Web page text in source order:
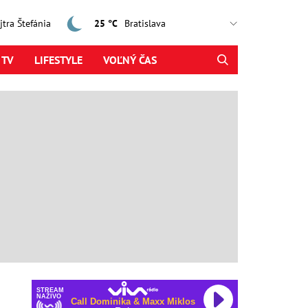
Štefánia 25 °C
LIFESTYLE VOĽNÝ ČAS
STREAM
NAŽIVO
Call Dominika & Maxx Miklos